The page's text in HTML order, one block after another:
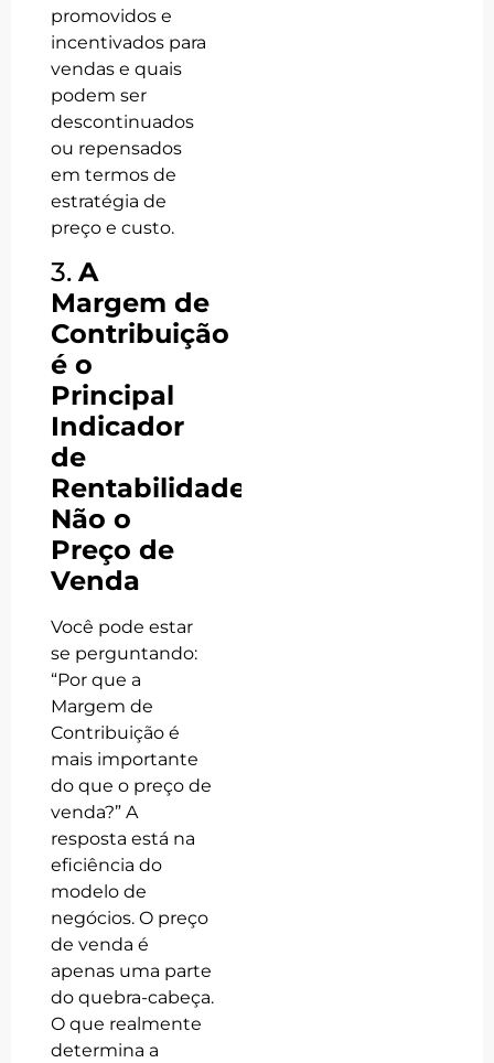
promovidos e
incentivados para
vendas e quais
podem ser
descontinuados
ou repensados
em termos de
estratégia de
preço e custo.
3.A
Margem de
Contribuição
é o
Principal
Indicador
de
Rentabilidade,
Não o
Preço de
Venda
Você pode estar
se perguntando:
“Por que a
Margem de
Contribuição é
mais importante
do que o preço de
venda?” A
resposta está na
eficiência do
modelo de
negócios. O preço
de venda é
apenas uma parte
do quebra-cabeça.
O que realmente
determina a